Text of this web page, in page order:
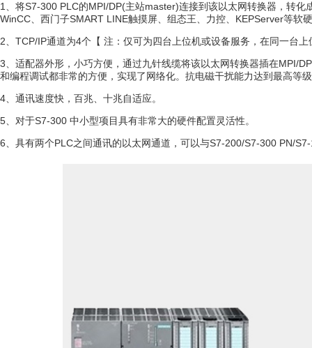
1、将S7-300 PLC的MPI/DP(主站master)连接到该以太网转换器，转
WinCC、西门子SMART LINE触摸屏、组态王、力控、KEPServer等软
2、TCP/IP通道为4个【 注：仅可为四台上位机或设备服务，在同一台
3、适配器外形，小巧方便，通过九针线缆将该以太网转换器插在MPI/
和编程调试都非常的方便，实现了网络化。抗电磁干扰能力达到最高等
4、通讯速度快，百兆、十兆自适应。
5、对于S7-300 中小型项目具有非常大的硬件配置灵活性。
6、具有两个PLC之间通讯的以太网通道，可以与S7-200/S7-300 PN/